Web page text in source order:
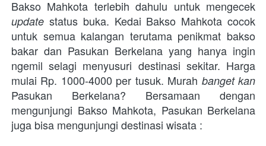
update status buka. Kedai Bakso Mahkota cocok
untuk semua kalangan terutama penikmat bakso
bakar dan Pasukan Berkelana yang hanya ingin
ngemil selagi menyusuri destinasi sekitar. Harga
mulai Rp. 1000-4000 per tusuk. Murah
Pasukan Berkelana? Bersamaan dengan
mengunjungi Bakso Mahkota, Pasukan Berkelana
juga bisa mengunjungi destinasi wisata :